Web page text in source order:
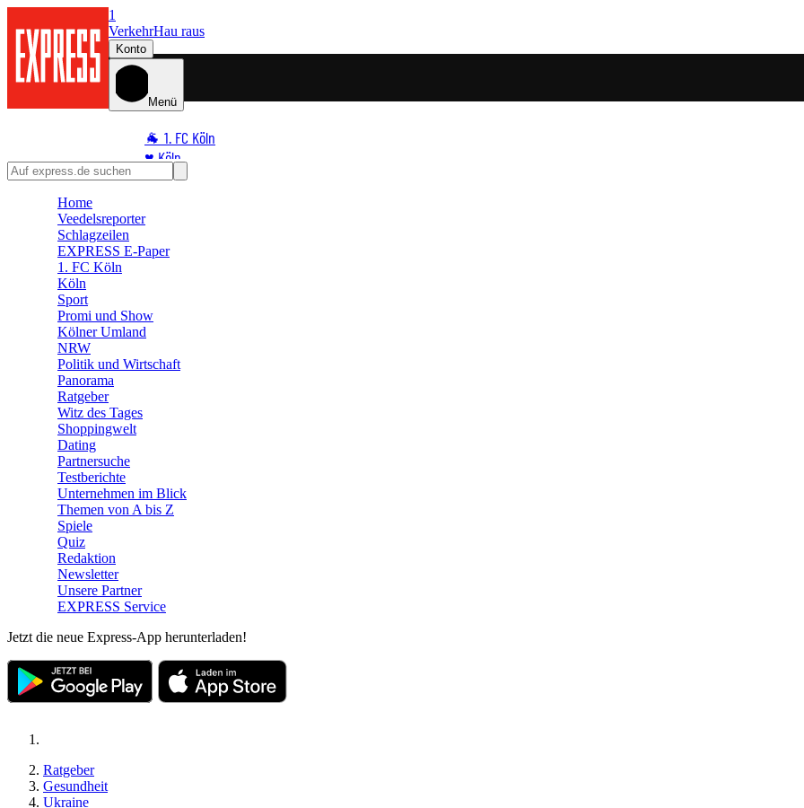
1
VerkehrHau raus
Konto
Menü
🐐 1. FC Köln
♥️ Köln
⭐ Promi
🛒 Shoppingwelt
🧩 Spiele
Home
Veedelsreporter
Schlagzeilen
EXPRESS E-Paper
1. FC Köln
Köln
Sport
Promi und Show
Kölner Umland
NRW
Politik und Wirtschaft
Panorama
Ratgeber
Witz des Tages
Shoppingwelt
Dating
Partnersuche
Testberichte
Unternehmen im Blick
Themen von A bis Z
Spiele
Quiz
Redaktion
Newsletter
Unsere Partner
EXPRESS Service
Jetzt die neue Express-App herunterladen!
Ratgeber
Gesundheit
Ukraine